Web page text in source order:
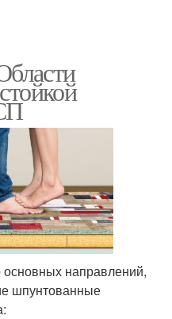
направлений,
шпунтованные